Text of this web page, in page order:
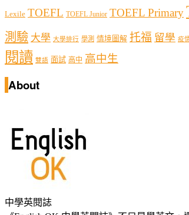
Lexile TOEFL TOEFL Junior TOEFL Primary
測驗 大學 大學排行 學測 情境圖解 托福 留學 疫
閱讀 雙語 面試 高中 高中生
About
中學英閱誌